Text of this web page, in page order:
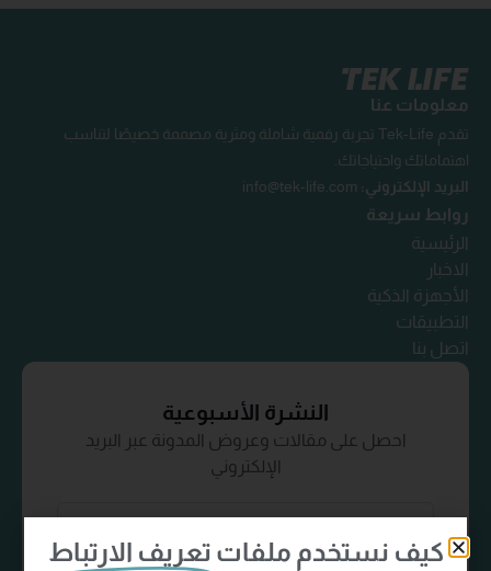
معلومات عنا
تقدم Tek-Life تجربة رقمية شاملة ومثرية مصممة خصيصًا لتناسب
اهتماماتك واحتياجاتك.
البريد الإلكتروني: info@tek-life.com
روابط سريعة
الرئيسية
الاخبار
الأجهزة الذكية
التطبيقات
اتصل بنا
النشرة الأسبوعية
احصل على مقالات وعروض المدونة عبر البريد
الإلكتروني
كيف نستخدم ملفات تعريف الارتباط